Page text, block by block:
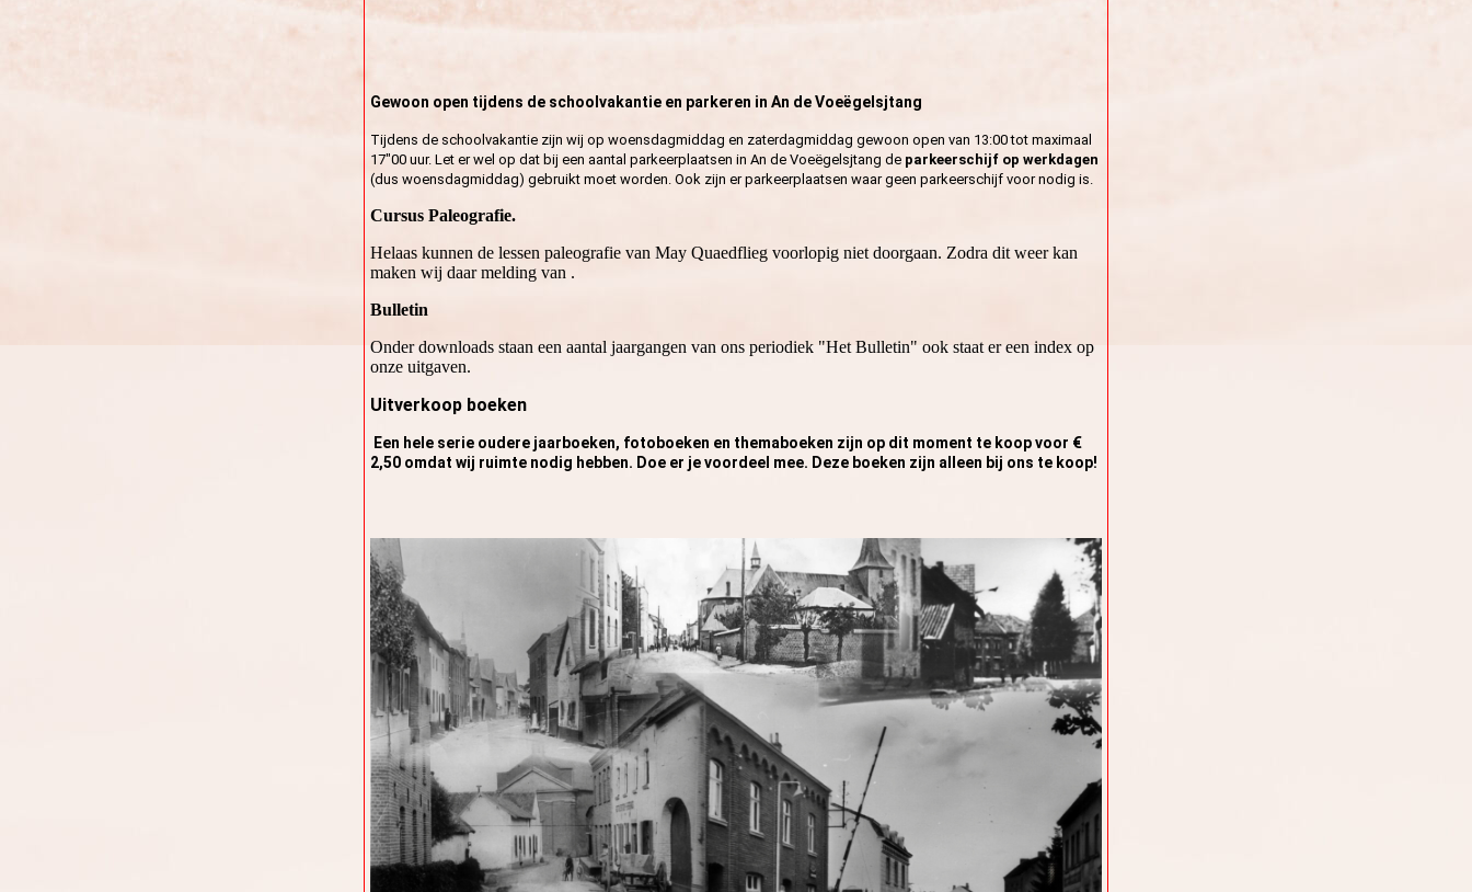
Gewoon open tijdens de schoolvakantie en parkeren in An de Voeëgelsjtang
Tijdens de schoolvakantie zijn wij op woensdagmiddag en zaterdagmiddag gewoon open van 13:00 tot maximaal
17"00 uur. Let er wel op dat bij een aantal parkeerplaatsen in An de Voeëgelsjtang de parkeerschijf op werkdagen
(dus woensdagmiddag) gebruikt moet worden. Ook zijn er parkeerplaatsen waar geen parkeerschijf voor nodig is.
Cursus Paleografie.
Helaas kunnen de lessen paleografie van May Quaedflieg voorlopig niet doorgaan. Zodra dit weer kan
maken wij daar melding van .
Bulletin
Onder downloads staan een aantal jaargangen van ons periodiek "Het Bulletin" ook staat er een index op
onze uitgaven.
Uitverkoop boeken
Een hele serie oudere jaarboeken, fotoboeken en themaboeken zijn op dit moment te koop voor €
2,50 omdat wij ruimte nodig hebben. Doe er je voordeel mee. Deze boeken zijn alleen bij ons te koop!